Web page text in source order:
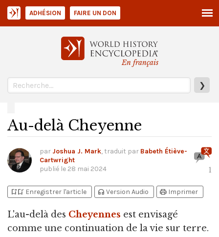
En français
❯
ADHÉSION FAIRE UN DON
Au-delà Cheyenne
par Joshua J. Mark, traduit par Babeth Étiève-
Cartwright
publié le 28 mai 2024 1
bookmark_addbookmark_added Enregistrer l'article headphones Version Audio print Imprimer
L'au-delà des Cheyennes est envisagé
comme une continuation de la vie sur terre.